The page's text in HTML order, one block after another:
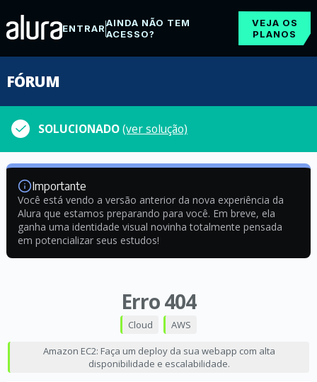
ENTRARAINDA NÃO TEM
ACESSO?
VEJA OS
PLANOS
FÓRUM
SOLUCIONADO(ver solução)
Importante
Você está vendo a versão anterior da nova experiência da
Alura que estamos preparando para você. Em breve, ela
ganha uma identidade visual novinha totalmente pensada
em potencializar seus estudos!
Erro 404
Cloud AWS
Amazon EC2: Faça um deploy da sua webapp com alta
disponibilidade e escalabilidade.